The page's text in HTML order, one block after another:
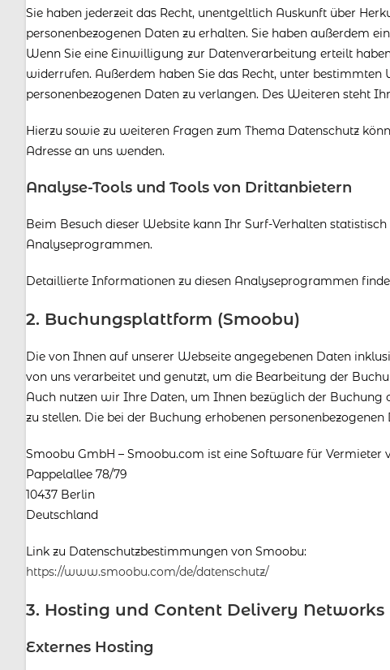
Sie haben jederzeit das Recht, unentgeltlich Auskunft über
personenbezogenen Daten zu erhalten. Sie haben außerdem
Wenn Sie eine Einwilligung zur Datenverarbeitung erteilt
widerrufen. Außerdem haben Sie das Recht, unter
personenbezogenen Daten zu verlangen. Des Weiteren steht
Hierzu sowie zu weiteren Fragen zum Thema Datenschutz
Adresse an uns wenden.
Analyse-Tools und Tools von Dritt­anbietern
Beim Besuch dieser Website kann Ihr Surf-Verhalten
Analyseprogrammen.
Detaillierte Informationen zu diesen Analyseprogrammen
2. Buchungsplattform (Smoobu)
Die von Ihnen auf unserer Webseite angegebenen Daten
von uns verarbeitet und genutzt, um die Bearbeitung der
Auch nutzen wir Ihre Daten, um Ihnen bezüglich der
zu stellen. Die bei der Buchung erhobenen
Smoobu GmbH – Smoobu.com ist eine Software für Vermieter
Pappelallee 78/79
10437 Berlin
Deutschland
Link zu Datenschutzbestimmungen von Smoobu:
https://www.smoobu.com/de/datenschutz/
3. Hosting und Content Delivery Networks
Externes Hosting